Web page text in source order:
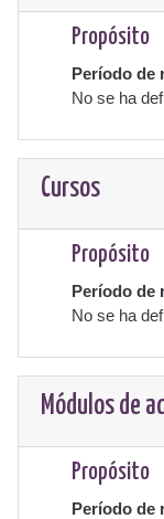
Propósito
Período de
No se ha
Cursos
Propósito
Período de
No se ha
Módulos de
Propósito
Período de